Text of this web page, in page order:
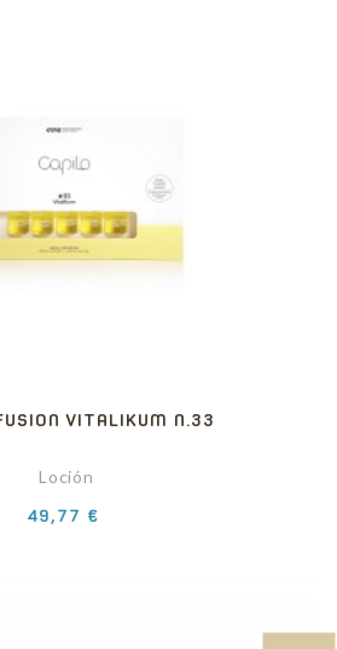
VITALIKUM N.33
Loción
Precio
49,77 €